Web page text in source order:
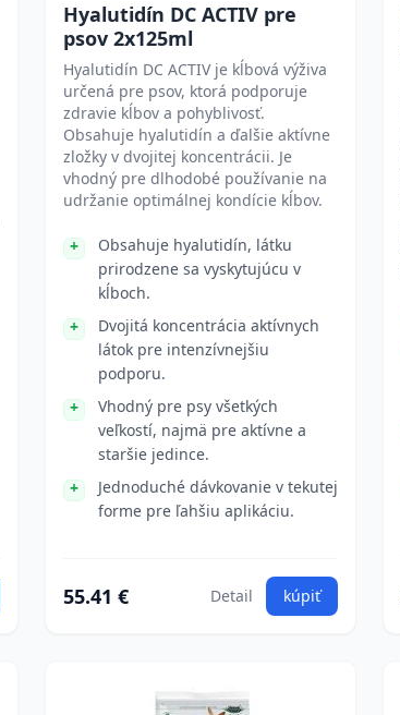
Hyalutidín DC ACTIV pre
psov 2x125ml
Hyalutidín DC ACTIV je kĺbová výživa
určená pre psov, ktorá podporuje
zdravie kĺbov a pohyblivosť.
Obsahuje hyalutidín a ďalšie aktívne
zložky v dvojitej koncentrácii. Je
vhodný pre dlhodobé používanie na
udržanie optimálnej kondície kĺbov.
Obsahuje hyalutidín, látku
prirodzene sa vyskytujúcu v
kĺboch.
Dvojitá koncentrácia aktívnych
látok pre intenzívnejšiu
podporu.
Vhodný pre psy všetkých
veľkostí, najmä pre aktívne a
staršie jedince.
Jednoduché dávkovanie v tekutej
forme pre ľahšiu aplikáciu.
55.41 € Detail kúpiť